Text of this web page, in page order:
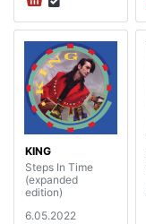
KING
Steps In Time
(expanded
edition)
6.05.2022